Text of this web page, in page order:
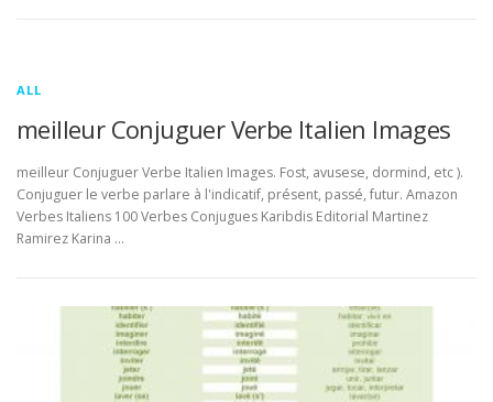
ALL
meilleur Conjuguer Verbe Italien Images
meilleur Conjuguer Verbe Italien Images. Fost, avusese, dormind, etc ).
Conjuguer le verbe parlare à l'indicatif, présent, passé, futur. Amazon
Verbes Italiens 100 Verbes Conjugues Karibdis Editorial Martinez
Ramirez Karina …